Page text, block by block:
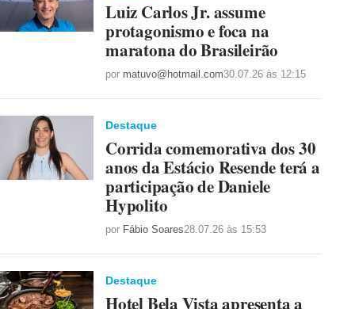
Luiz Carlos Jr. assume
protagonismo e foca na
maratona do Brasileirão
por matuvo@hotmail.com30.07.26 às 12:15
Destaque
Corrida comemorativa dos 30
anos da Estácio Resende terá a
participação de Daniele
Hypolito
por Fábio Soares28.07.26 às 15:53
Destaque
Hotel Bela Vista apresenta a